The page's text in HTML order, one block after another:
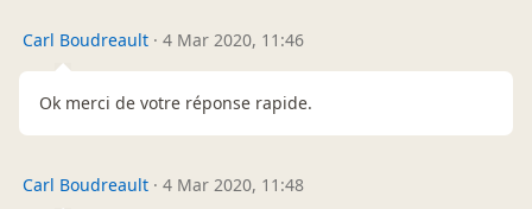
Carl Boudreault · 4 Mar 2020, 11:46
Ok merci de votre réponse rapide.
Carl Boudreault · 4 Mar 2020, 11:48